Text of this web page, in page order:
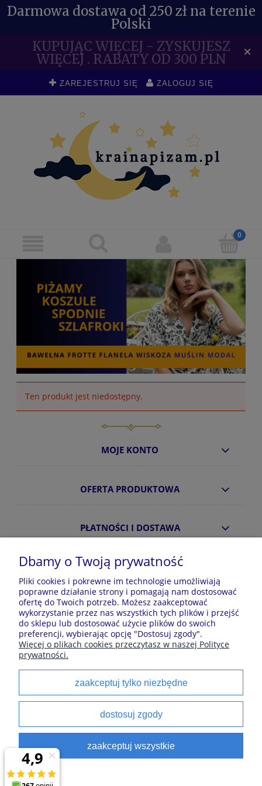
Darmowa dostawa od 250 zł na terenie
Polski
KUPUJĄC WIĘCEJ - ZYSKUJESZ
WIĘCEJ . RABATY OD 300 PLN ×
ZAREJESTRUJ SIĘ ZALOGUJ SIĘ
Ten produkt jest niedostępny.
MOJE KONTO
OFERTA PRODUKTOWA
PŁATNOŚCI I DOSTAWA
INFORMACJE
O NAS
Sklep z piżamami Kraina Piżam | Plac Zwycięstwa 7, 28-
100 Busko-Zdrój | E-mail: krainapizam@gmail.com | Tel.
602 809 945 | NIP: 6551814701 | REGON: 528344498
Polecane kategorie
Szlaforki dla dzieci
Piżamy damskie
Piżamy męskie
Koszule noce
Dbamy o Twoją prywatność
Pliki cookies i pokrewne im technologie umożliwiają
poprawne działanie strony i pomagają nam dostosować
ofertę do Twoich potrzeb. Możesz zaakceptować
wykorzystanie przez nas wszystkich tych plików i przejść
do sklepu lub dostosować użycie plików do swoich
preferencji, wybierając opcję "Dostosuj zgody".
Więcej o plikach cookies przeczytasz w naszej Polityce
prywatności.
zaakceptuj tylko niezbędne
dostosuj zgody
zaakceptuj wszystkie